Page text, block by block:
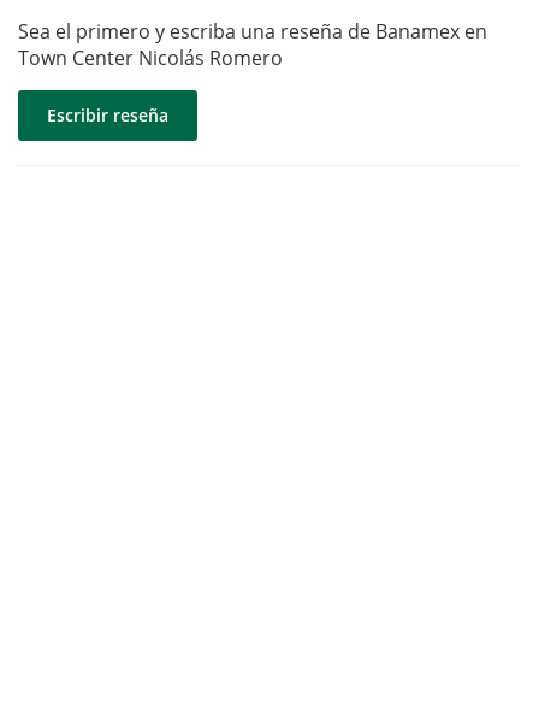
Sea el primero y escriba una reseña de Banamex en
Town Center Nicolás Romero
Escribir reseña